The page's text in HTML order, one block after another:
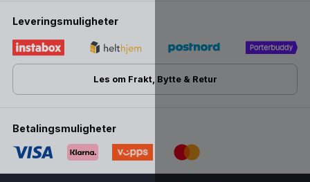
Leveringsmuligheter
Les om Frakt, Bytte & Retur
Betalingsmuligheter